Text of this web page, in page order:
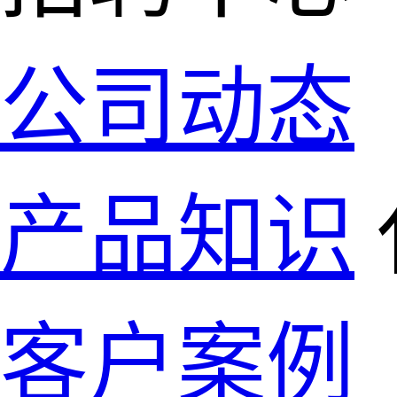
公司动态
产品知识
客户案例